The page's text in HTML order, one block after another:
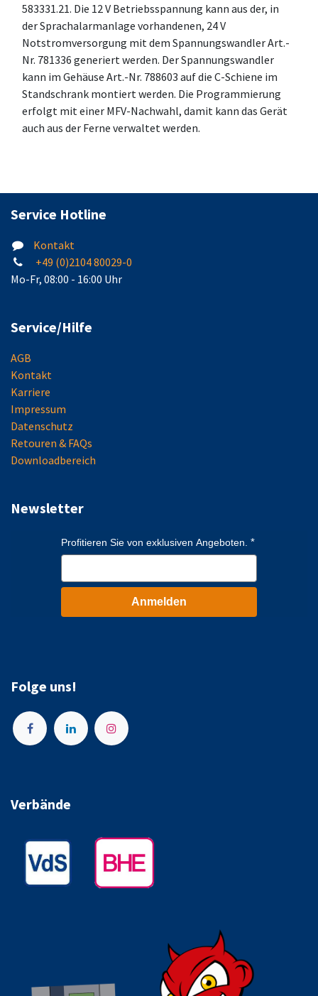
583331.21. Die 12 V Betriebsspannung kann aus der, in
der Sprachalarmanlage vorhandenen, 24 V
Notstromversorgung mit dem Spannungswandler Art.-
Nr. 781336 generiert werden. Der Spannungswandler
kann im Gehäuse Art.-Nr. 788603 auf die C-Schiene im
Standschrank montiert werden. Die Programmierung
erfolgt mit einer MFV-Nachwahl, damit kann das Gerät
auch aus der Ferne verwaltet werden.
Service Hotline
Kontakt
+49 (0)2104 80029-0
Mo-Fr, 08:00 - 16:00 Uhr
Service/Hilfe
AGB
Kontakt
Karriere
Impressum
Datenschutz
Retouren & FAQs
Downloadbereich
Newsletter
Profitieren Sie von exklusiven Angeboten.
Anmelden
Folge uns!
Verbände